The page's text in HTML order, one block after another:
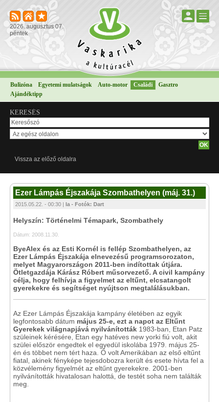
2026. augusztus 07.
péntek
Bulizóna Egyetemi mulatságok Auto-motor Családi
Gasztro
Ajándéktipp
KERESÉS
Vissza az előző oldalra
Ezer Lámpás Éjszakája Szombathelyen (máj. 31.)
2015.05.22. - 00:30 | la - Fotók: Dart
Helyszín: Történelmi Témapark, Szombathely
Dátum: 2008.11.30.
ByeAlex és az Esti Kornél is fellép Szombathelyen, az
Ezer Lámpás Éjszakája elnevezésű programsorozaton,
melyet Magyarországon 2011-ben indítottak útjára.
Ötletgazdája Kárász Róbert műsorvezető. A civil kampány
célja, hogy felhívja a figyelmet az eltűnt, elcsatangolt
gyerekekre és segítséget nyújtson megtalálásukban.
Az Ezer Lámpás Éjszakája kampány életében az egyik
legfontosabb dátum május 25-e, ezt a napot az Eltűnt
Gyerekek világnapjává nyilvánították 1983-ban, Etan Patz
szüleinek kérésére, Etan egy hatéves new yorki fiú volt, akit
szülei először engedtek el egyedül iskolába 1979. május 25-
én és többet nem tért haza. Ő volt Amerikában az első eltűnt
fiatal, akinek fényképe tejesdobozra került és esete hívta fel a
közvélemény figyelmét az eltűnt gyerekekre. 2001-ben
nyilvánították hivatalosan halottá, de testét soha nem találták
meg.